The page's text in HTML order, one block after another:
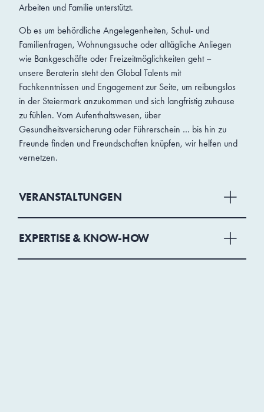
Arbeiten und Familie unterstützt.
Ob es um behördliche Angelegenheiten, Schul- und
Familienfragen, Wohnungssuche oder alltägliche Anliegen
wie Bankgeschäfte oder Freizeitmöglichkeiten geht –
unsere Beraterin steht den Global Talents mit
Fachkenntnissen und Engagement zur Seite, um reibungslos
in der Steiermark anzukommen und sich langfristig zuhause
zu fühlen. Vom Aufenthaltswesen, über
Gesundheitsversicherung oder Führerschein … bis hin zu
Freunde finden und Freundschaften knüpfen, wir helfen und
vernetzen.
VERANSTALTUNGEN
EXPERTISE & KNOW-HOW